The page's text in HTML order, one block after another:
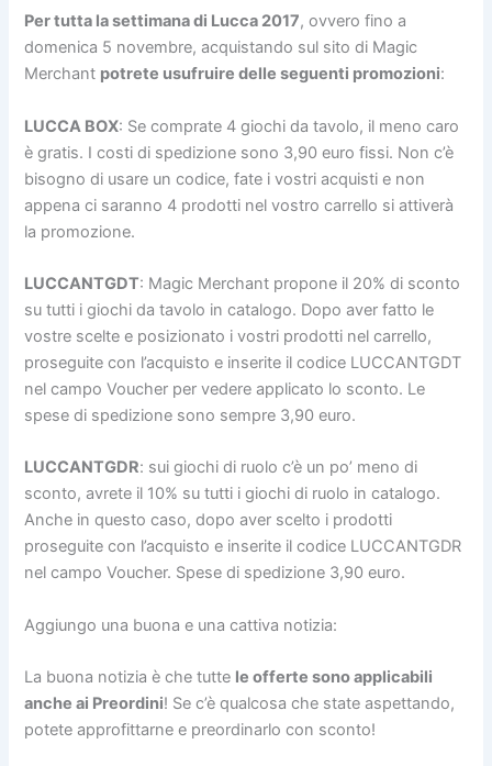
Per tutta la settimana di Lucca 2017, ovvero fino a
domenica 5 novembre, acquistando sul sito di Magic
Merchant potrete usufruire delle seguenti promozioni:
LUCCA BOX: Se comprate 4 giochi da tavolo, il meno caro
è gratis. I costi di spedizione sono 3,90 euro fissi. Non c’è
bisogno di usare un codice, fate i vostri acquisti e non
appena ci saranno 4 prodotti nel vostro carrello si attiverà
la promozione.
LUCCANTGDT: Magic Merchant propone il 20% di sconto
su tutti i giochi da tavolo in catalogo. Dopo aver fatto le
vostre scelte e posizionato i vostri prodotti nel carrello,
proseguite con l’acquisto e inserite il codice LUCCANTGDT
nel campo Voucher per vedere applicato lo sconto. Le
spese di spedizione sono sempre 3,90 euro.
LUCCANTGDR: sui giochi di ruolo c’è un po’ meno di
sconto, avrete il 10% su tutti i giochi di ruolo in catalogo.
Anche in questo caso, dopo aver scelto i prodotti
proseguite con l’acquisto e inserite il codice LUCCANTGDR
nel campo Voucher. Spese di spedizione 3,90 euro.
Aggiungo una buona e una cattiva notizia:
La buona notizia è che tutte le offerte sono applicabili
anche ai Preordini! Se c’è qualcosa che state aspettando,
potete approfittarne e preordinarlo con sconto!